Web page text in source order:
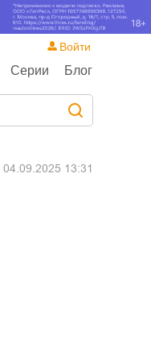
Серии Блог
Войти
04.09.2025 13:31